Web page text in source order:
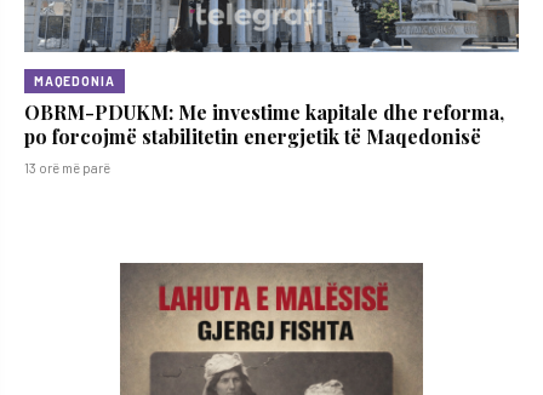
MAQEDONIA
OBRM-PDUKM: Me investime kapitale dhe reforma,
po forcojmë stabilitetin energjetik të Maqedonisë
13 orë më parë